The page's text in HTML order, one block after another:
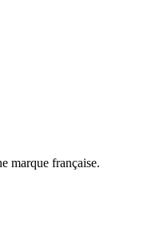
marque française.